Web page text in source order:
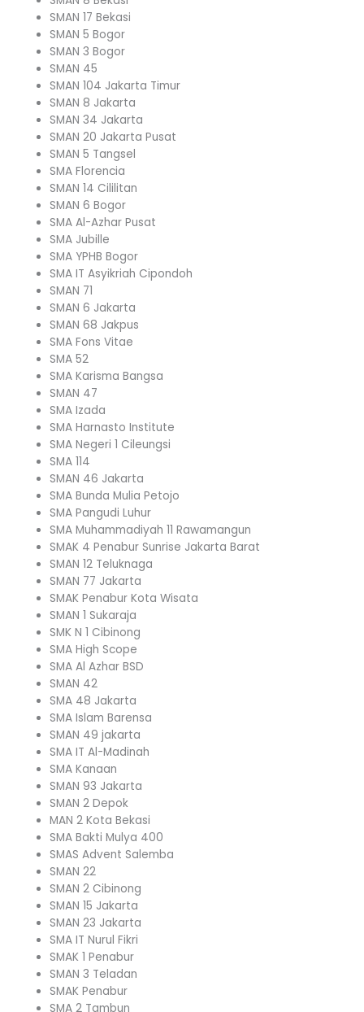
SMAN 17 Bekasi
SMAN 5 Bogor
SMAN 3 Bogor
SMAN 45
SMAN 104 Jakarta Timur
SMAN 8 Jakarta
SMAN 34 Jakarta
SMAN 20 Jakarta Pusat
SMAN 5 Tangsel
SMA Florencia
SMAN 14 Cililitan
SMAN 6 Bogor
SMA Al-Azhar Pusat
SMA Jubille
SMA YPHB Bogor
SMA IT Asyikriah Cipondoh
SMAN 71
SMAN 6 Jakarta
SMAN 68 Jakpus
SMA Fons Vitae
SMA 52
SMA Karisma Bangsa
SMAN 47
SMA Izada
SMA Harnasto Institute
SMA Negeri 1 Cileungsi
SMA 114
SMAN 46 Jakarta
SMA Bunda Mulia Petojo
SMA Pangudi Luhur
SMA Muhammadiyah 11 Rawamangun
SMAK 4 Penabur Sunrise Jakarta Barat
SMAN 12 Teluknaga
SMAN 77 Jakarta
SMAK Penabur Kota Wisata
SMAN 1 Sukaraja
SMK N 1 Cibinong
SMA High Scope
SMA Al Azhar BSD
SMAN 42
SMA 48 Jakarta
SMA Islam Barensa
SMAN 49 jakarta
SMA IT Al-Madinah
SMA Kanaan
SMAN 93 Jakarta
SMAN 2 Depok
MAN 2 Kota Bekasi
SMA Bakti Mulya 400
SMAS Advent Salemba
SMAN 22
SMAN 2 Cibinong
SMAN 15 Jakarta
SMAN 23 Jakarta
SMA IT Nurul Fikri
SMAK 1 Penabur
SMAN 3 Teladan
SMAK Penabur
SMA 2 Tambun